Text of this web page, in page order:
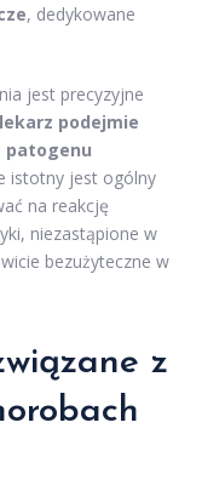
, dedykowane
jest precyzyjne
podejmie
patogenu
istotny jest ogólny
na reakcję
niezastąpione w
bezużyteczne w
z